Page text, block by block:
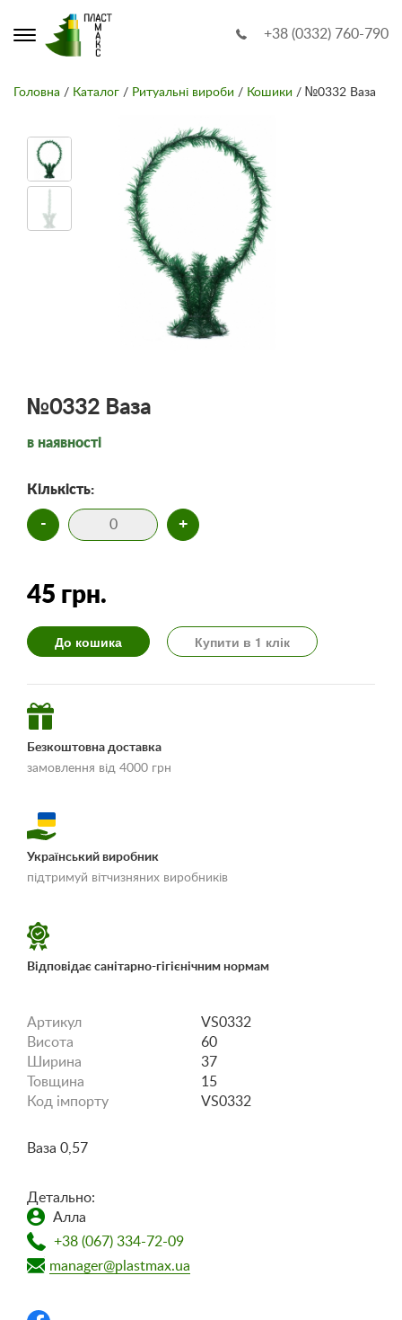
+38 (0332) 760-790
Головна / Каталог / Ритуальні вироби / Кошики / №0332 Ваза
№0332 Ваза
в наявності
Кількість:
- +
45 грн.
До кошика Купити в 1 клік
Безкоштовна доставка
замовлення від 4000 грн
«Умови доставки і
Український виробник
підтримуй вітчизняних виробників
Відповідає санітарно-гігієнічним нормам
Артикул
VS0332
Висота
60
Ширина
37
Товщина
15
Код імпорту
VS0332
Ваза 0,57
Детально:
Алла
+38 (067) 334-72-09
manager@plastmax.ua